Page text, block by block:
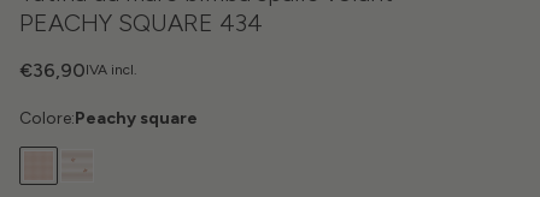
PEACHY SQUARE 434
IVA incl.
€36,90
Colore:Peachy square